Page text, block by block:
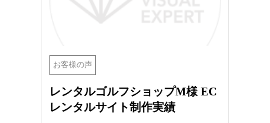
お客様の声
レンタルゴルフショップM様 EC
レンタルサイト制作実績